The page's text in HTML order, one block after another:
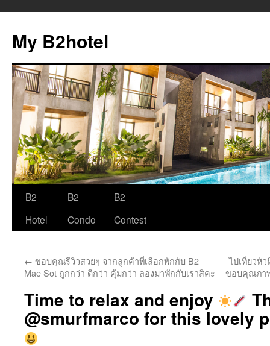
My B2hotel
Skip
B2
Hotel
B2
Condo
B2
Contest
← ขอบคุณรีวิวสวยๆ จากลูกค้าที่เลือกพักกับ B2
Mae Sot ถูกกว่า ดีกว่า คุ้มกว่า ลองมาพักกับเราสิคะ
ไปเที่ยวหั
ขอบคุณภา
Time to relax and enjoy
@smurfmarco for this lovely